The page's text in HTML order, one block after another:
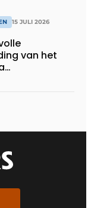
15 JULI 2026
van het